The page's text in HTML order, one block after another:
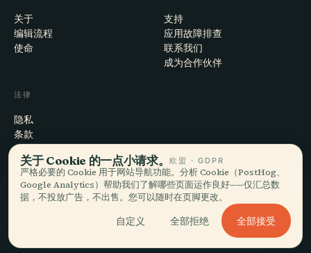
关于
编辑流程
使命
支持
应用故障排查
联系我们
成为合作伙伴
法律
隐私
条款
Cookie 设置
注销账户
© 2026 Audiala · 制作于瑞士莫尔日，也在路上、在云端
EN · FR · DE · ES · IT · PT · JA · ZH · HI · RU · CS · AR
关于 Cookie 的一点小请求。欧盟 · GDPR
严格必要的 Cookie 用于网站导航功能。分析 Cookie（PostHog、
Google Analytics）帮助我们了解哪些页面运作良好——仅汇总数
据，不投放广告，不出售。您可以随时在页脚更改。
自定义 全部拒绝 全部接受